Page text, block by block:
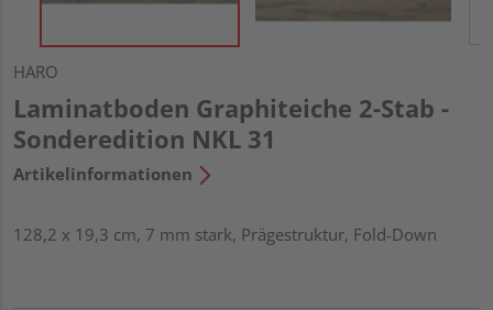
HARO
Laminatboden Graphiteiche 2-Stab -
Sonderedition NKL 31
Artikelinformationen
128,2 x 19,3 cm, 7 mm stark, Prägestruktur, Fold-Down